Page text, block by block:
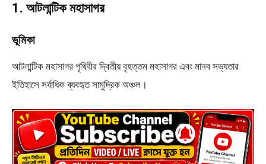
1. আটলান্টিক মহাসাগর
ভূমিকা
আটলান্টিক মহাসাগর পৃথিবীর দ্বিতীয় বৃহত্তম মহাসাগর এবং মানব সভ্যতার
ইতিহাসে সর্বাধিক ব্যবহৃত সামুদ্রিক অঞ্চল।